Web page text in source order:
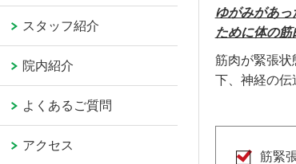
ゆがみがあ
ために体の筋
筋肉が緊張状
下、神経の伝
筋緊
スタッフ紹介
院内紹介
よくあるご質問
アクセス